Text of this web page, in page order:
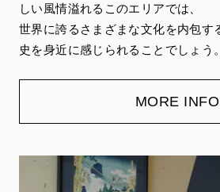
しい風情溢れるこのエリアでは、
世界に誇るさまざまな文化を内包す
史を身近に感じられることでしょう。
MORE INFO